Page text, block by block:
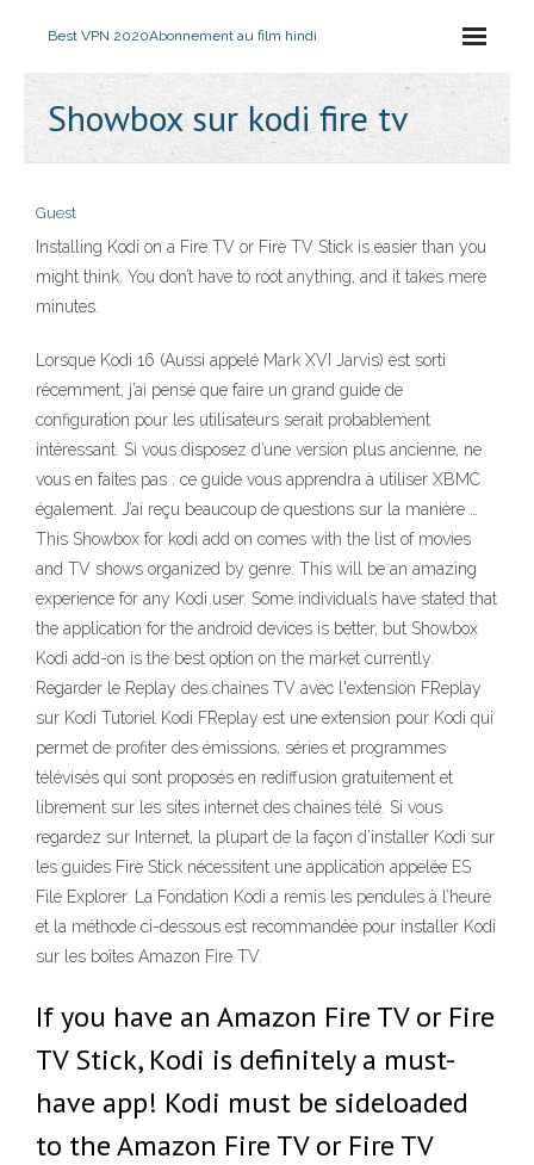
Best VPN 2020Abonnement au film hindi
Showbox sur kodi fire tv
Guest
Installing Kodi on a Fire TV or Fire TV Stick is easier than you
might think. You don’t have to root anything, and it takes mere
minutes.
Lorsque Kodi 16 (Aussi appelé Mark XVI Jarvis) est sorti
récemment, j’ai pensé que faire un grand guide de
configuration pour les utilisateurs serait probablement
intéressant. Si vous disposez d’une version plus ancienne, ne
vous en faites pas : ce guide vous apprendra à utiliser XBMC
également. J’ai reçu beaucoup de questions sur la manière …
This Showbox for kodi add on comes with the list of movies
and TV shows organized by genre. This will be an amazing
experience for any Kodi user. Some individuals have stated that
the application for the android devices is better, but Showbox
Kodi add-on is the best option on the market currently.
Regarder le Replay des chaines TV avec l'extension FReplay
sur Kodi Tutoriel Kodi FReplay est une extension pour Kodi qui
permet de profiter des émissions, séries et programmes
télévisés qui sont proposés en rediffusion gratuitement et
librement sur les sites internet des chaines télé. Si vous
regardez sur Internet, la plupart de la façon d’installer Kodi sur
les guides Fire Stick nécessitent une application appelée ES
File Explorer. La Fondation Kodi a remis les pendules à l’heure
et la méthode ci-dessous est recommandée pour installer Kodi
sur les boîtes Amazon Fire TV.
If you have an Amazon Fire TV or Fire
TV Stick, Kodi is definitely a must-
have app! Kodi must be sideloaded
to the Amazon Fire TV or Fire TV